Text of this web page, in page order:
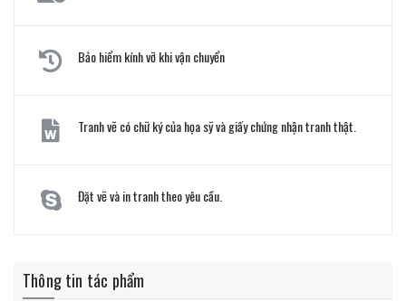
Bảo hiểm kính vỡ khi vận chuyển
Tranh vẽ có chữ ký của họa sỹ và giấy chứng nhận tranh thật.
Đặt vẽ và in tranh theo yêu cầu.
Thông tin tác phẩm